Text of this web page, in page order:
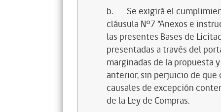
b.
Se exigirá el
cláusula N°7 “Anexos e
las presentes Bases de
presentadas a través del
marginadas de la propuesta
anterior, sin perjuicio de que
causales de excepción
de la Ley de Compras.